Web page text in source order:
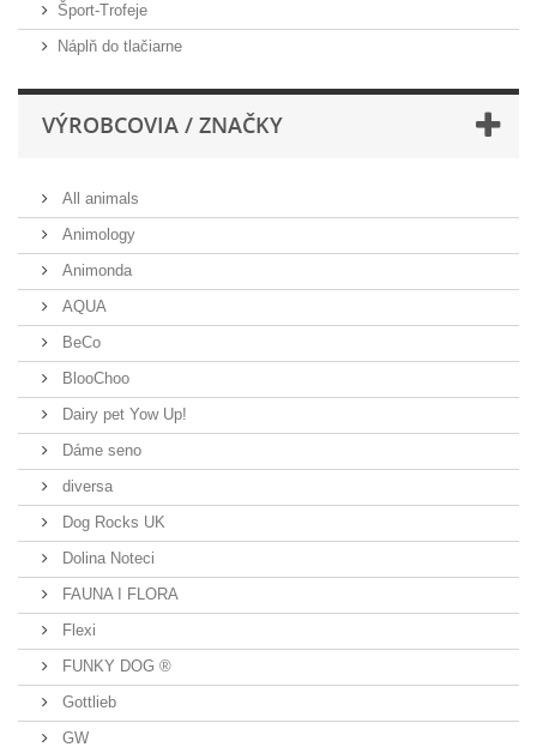
Šport-Trofeje
Náplň do tlačiarne
VÝROBCOVIA / ZNAČKY
All animals
Animology
Animonda
AQUA
BeCo
BlooChoo
Dairy pet Yow Up!
Dáme seno
diversa
Dog Rocks UK
Dolina Noteci
FAUNA I FLORA
Flexi
FUNKY DOG ®
Gottlieb
GW